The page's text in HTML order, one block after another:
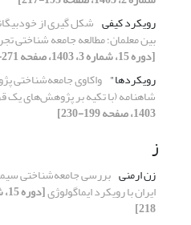
رویکرد کیفی شکل گیری از
بین معلمان؛ مطالعه جامعه شناختی
[دوره 15، شماره 3، 1403، صفحه 271-303]
رویکردها" واکاوی جامعه‌شناختی
شاهنامه (با تکیه بر پژوهش‌های یک
1403، صفحه 199-230]
ز
زن ارمنی بررسی جامعه‌شناختی
ایران با رویکرد ایماگولوژی
218]